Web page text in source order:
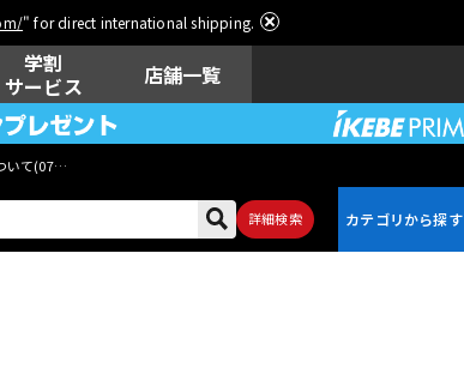
" for direct international shipping.
学割
サービス
店舗一覧
いて(07月29日
詳細検索